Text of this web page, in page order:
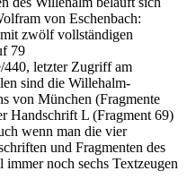
von Eschenbach:
zwölf vollständigen
79
440, letzter Zugriff am
sind die Willehalm-
von München (Fragmente
Handschrift L (Fragment 69)
wenn man die vier
und Fragmenten des
immer noch sechs Textzeugen